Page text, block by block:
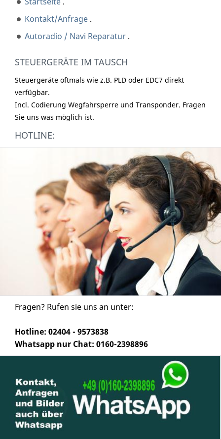
Kontakt/Anfrage .
Autoradio / Navi Reparatur .
STEUERGERÄTE IM TAUSCH
Steuergeräte oftmals wie z.B. PLD oder EDC7 direkt
verfügbar.
Incl. Codierung Wegfahrsperre und Transponder. Fragen
Sie uns was möglich ist.
HOTLINE:
Fragen? Rufen sie uns an unter:
Hotline: 02404 - 9573838
Whatsapp nur Chat: 0160-2398896